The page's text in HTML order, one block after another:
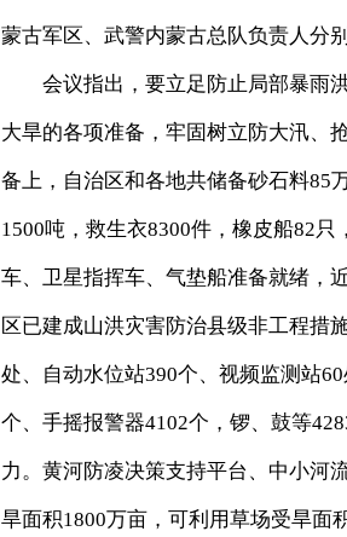
蒙古军区、武警内蒙古总队负责人分
会议指出，要立足防止局部暴雨洪
大旱的各项准备，牢固树立防大汛、
备上，自治区和各地共储备砂石料85
1500吨，救生衣8300件，橡皮船82
车、卫星指挥车、气垫船准备就绪，
区已建成山洪灾害防治县级非工程措
处、自动水位站390个、视频监测站
个、手摇报警器4102个，锣、鼓等
力。黄河防凌决策支持平台、中小河
旱面积1800万亩，可利用草场受旱面